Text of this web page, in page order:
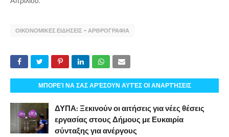
ΟΙΚΟΝΟΜΙΚΕΣ ΕΙΔΗΣΕΙΣ - ΑΡΘΡΟΓΡΑΦΙΑ
ΜΠΟΡΕΊ ΝΑ ΣΑΣ ΑΡΈΣΟΥΝ ΑΥΤΈΣ ΟΙ ΑΝΑΡΤΉΣΕΙΣ
ΔΥΠΑ: Ξεκινούν οι αιτήσεις για νέες θέσεις
εργασίας στους Δήμους με Ευκαιρία
σύνταξης για ανέργους